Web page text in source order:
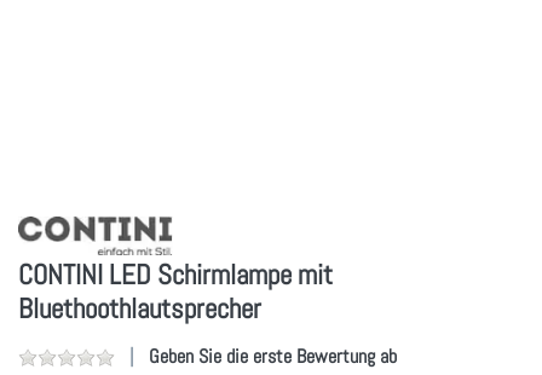
CONTINI LED Schirmlampe mit
Bluethoothlautsprecher
Geben Sie die erste Bewertung ab